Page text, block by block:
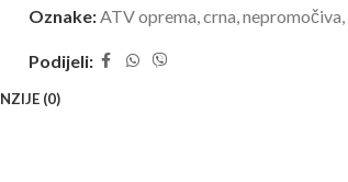
Oznake:ATV oprema,crna,nepromočiva,
Podijeli:
(0)